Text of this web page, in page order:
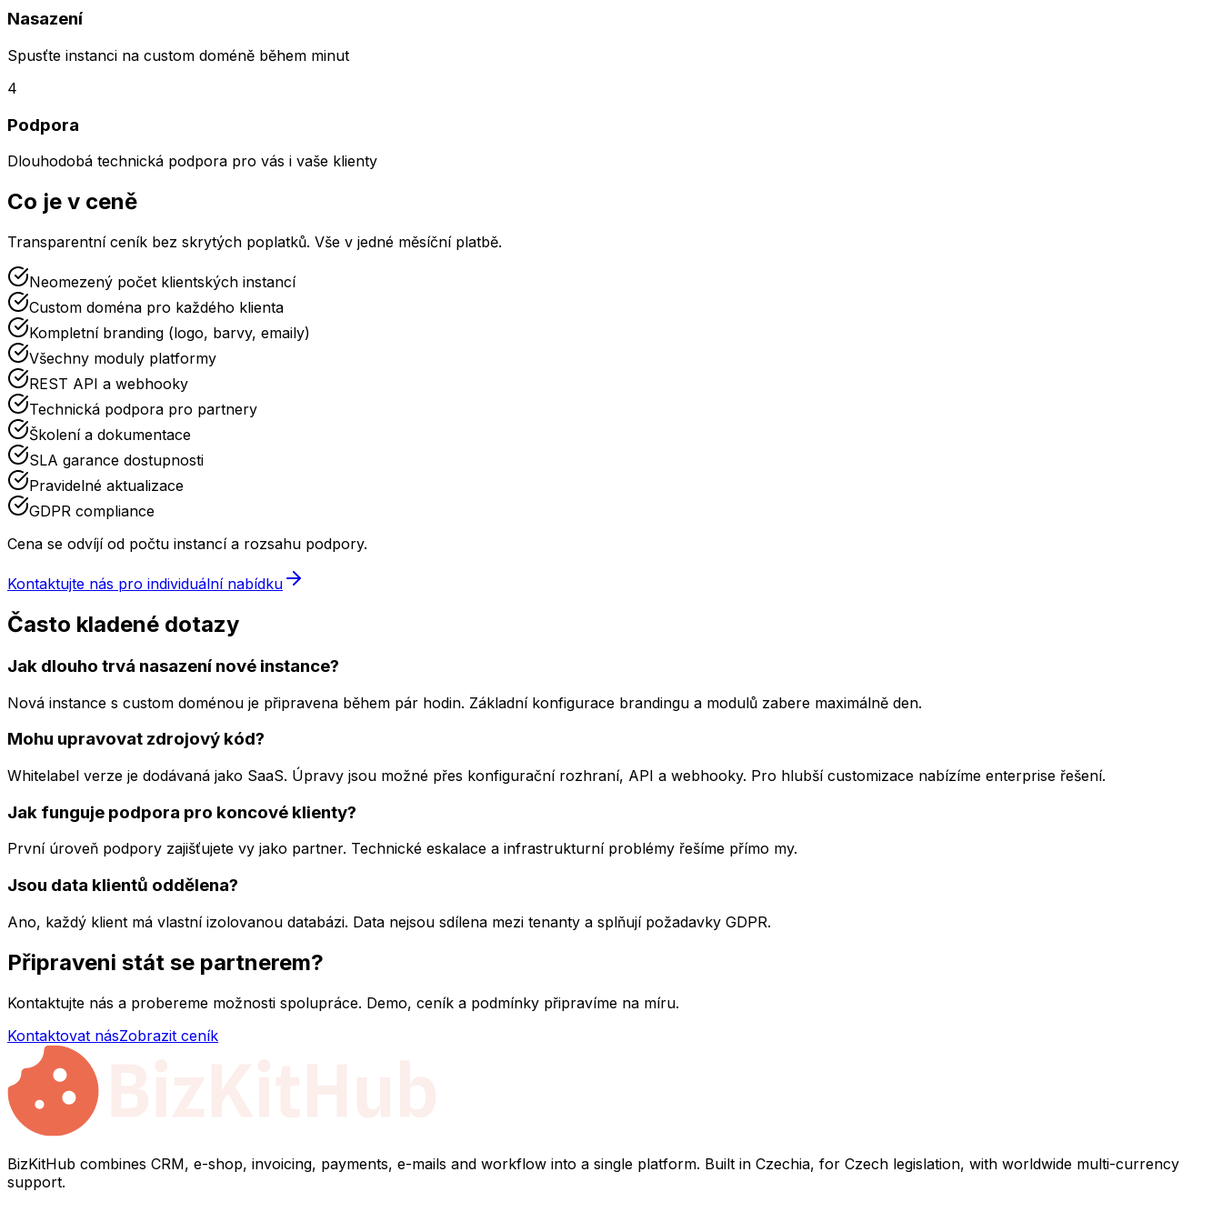
Nasazení
Spusťte instanci na custom doméně během minut
4
Podpora
Dlouhodobá technická podpora pro vás i vaše klienty
Co je v ceně
Transparentní ceník bez skrytých poplatků. Vše v jedné měsíční platbě.
Neomezený počet klientských instancí
Custom doména pro každého klienta
Kompletní branding (logo, barvy, emaily)
Všechny moduly platformy
REST API a webhooky
Technická podpora pro partnery
Školení a dokumentace
SLA garance dostupnosti
Pravidelné aktualizace
GDPR compliance
Cena se odvíjí od počtu instancí a rozsahu podpory.
Kontaktujte nás pro individuální nabídku
Často kladené dotazy
Jak dlouho trvá nasazení nové instance?
Nová instance s custom doménou je připravena během pár hodin. Základní konfigurace brandingu a modulů zabere maximálně den.
Mohu upravovat zdrojový kód?
Whitelabel verze je dodávaná jako SaaS. Úpravy jsou možné přes konfigurační rozhraní, API a webhooky. Pro hlubší customizace nabízíme enterprise řešení.
Jak funguje podpora pro koncové klienty?
První úroveň podpory zajišťujete vy jako partner. Technické eskalace a infrastrukturní problémy řešíme přímo my.
Jsou data klientů oddělena?
Ano, každý klient má vlastní izolovanou databázi. Data nejsou sdílena mezi tenanty a splňují požadavky GDPR.
Připraveni stát se partnerem?
Kontaktujte nás a probereme možnosti spolupráce. Demo, ceník a podmínky připravíme na míru.
Kontaktovat násZobrazit ceník
BizKitHub combines CRM, e-shop, invoicing, payments, e-mails and workflow into a single platform. Built in Czechia, for Czech legislation, with worldwide multi-currency
support.